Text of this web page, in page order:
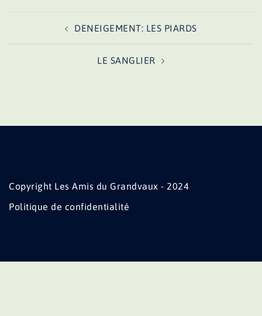
DENEIGEMENT: LES PIARDS
LE SANGLIER
Copyright Les Amis du Grandvaux - 2024
Politique de confidentialité